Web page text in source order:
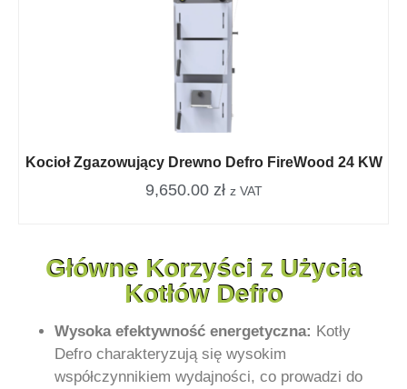
Kocioł Zgazowujący Drewno Defro FireWood 24 KW
9,650.00 zł z VAT
Główne Korzyści z Użycia
Kotłów Defro
Wysoka efektywność energetyczna: Kotły
Defro charakteryzują się wysokim
współczynnikiem wydajności, co prowadzi do